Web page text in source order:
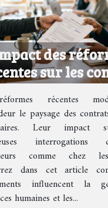
des
sur les
travail
récentes
le paysage des
Leur impact
comme chez
dans cet article
influencent la
humaines et les...